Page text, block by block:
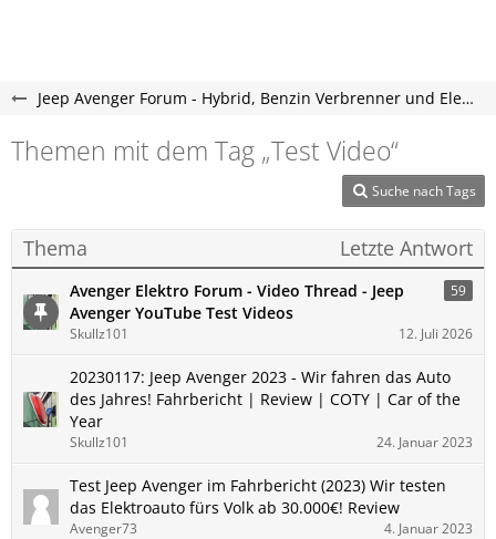
Jeep Avenger Forum - Hybrid, Benzin Verbrenner und Elektroauto Forum
Themen mit dem Tag „Test Video“
Suche nach Tags
Thema Letzte Antwort
Avenger Elektro Forum - Video Thread - Jeep
Avenger YouTube Test Videos
59
Skullz101 12. Juli 2026
20230117: Jeep Avenger 2023 - Wir fahren das Auto
des Jahres! Fahrbericht | Review | COTY | Car of the
Year
Skullz101 24. Januar 2023
Test Jeep Avenger im Fahrbericht (2023) Wir testen
das Elektroauto fürs Volk ab 30.000€! Review
Avenger73 4. Januar 2023